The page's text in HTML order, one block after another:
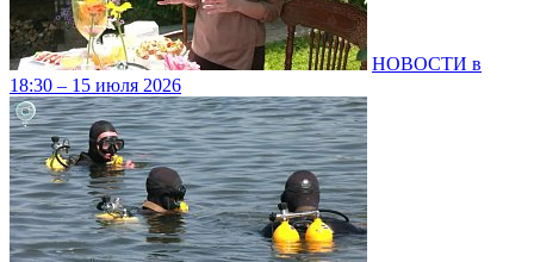
НОВОСТИ в
18:30 – 15 июля 2026